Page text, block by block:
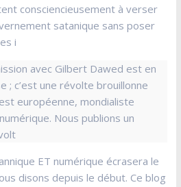
consciencieusement à verser
satanique sans poser
i
avec Gilbert Dawed est en
; c’est une révolte brouillonne
européenne, mondialiste
Nous publions un
ET numérique écrasera le
disons depuis le début. Ce blog